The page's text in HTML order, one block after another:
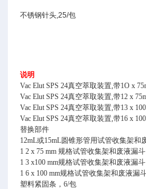
不锈钢针头,25/包
说明
Vac Elut SPS 24真空萃取装置,带1O x
Vac Elut SPS 24真空萃取装置,带12 x
Vac Elut SPS 24真空萃取装置,带13 x
Vac Elut SPS 24真空萃取装置,带16 x
替换部件
12mL或15mL圆锥形管用试管收集架和
1 2 x 75 mm 规格试管收集架和废液漏斗
1 3 x100 mm规格试管收集架和废液漏斗
1 6 x 100 mm规格试管收集架和废液漏
塑料紧固条，6/包